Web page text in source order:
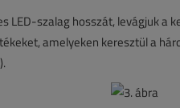
LED-szalag hosszát, levágjuk
amelyeken keresztül a